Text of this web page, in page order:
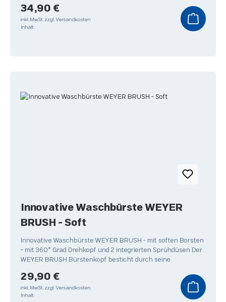
Regulärer Preis:
34,90 €
inkl. MwSt. zzgl. Versandkosten
Inhalt:
Innovative Waschbürste WEYER
BRUSH - Soft
Innovative Waschbürste WEYER BRUSH - mit soften Borsten
- mit 360° Grad Drehkopf und 2 integrierten Sprühdüsen Der
WEYER BRUSH Bürstenkopf besticht durch seine
Regulärer Preis:
29,90 €
inkl. MwSt. zzgl. Versandkosten
Inhalt: